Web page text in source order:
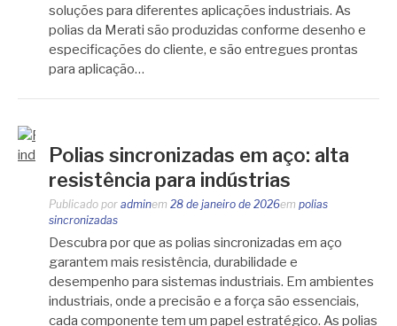
soluções para diferentes aplicações industriais. As
polias da Merati são produzidas conforme desenho e
especificações do cliente, e são entregues prontas
para aplicação…
Polias sincronizadas em aço: alta
resistência para indústrias
Publicado por adminem 28 de janeiro de 2026em polias
sincronizadas
Descubra por que as polias sincronizadas em aço
garantem mais resistência, durabilidade e
desempenho para sistemas industriais. Em ambientes
industriais, onde a precisão e a força são essenciais,
cada componente tem um papel estratégico. As polias